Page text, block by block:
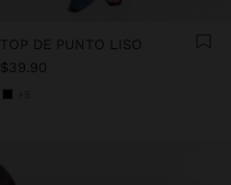
TOP DE PUNTO LISO
$39.90